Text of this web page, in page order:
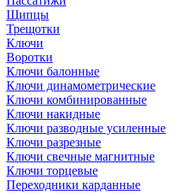
Щипцы
Трещотки
Ключи
Воротки
Ключи балонные
Ключи динамометрические
Ключи комбинированные
Ключи накидные
Ключи разводные усиленные
Ключи разрезные
Ключи свечные магнитные
Ключи торцевые
Переходники карданные